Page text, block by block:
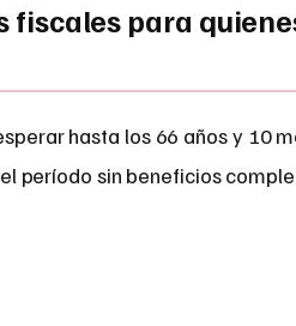
fiscales para
hasta los 66 años y 10
período sin beneficios